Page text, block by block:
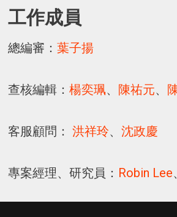
工作成員
總編審：葉子揚
查核編輯：楊奕珮、 陳祐元、
客服顧問：洪祥玲、沈政慶
專案經理、研究員： Robin Lee